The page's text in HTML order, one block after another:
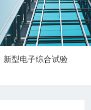
新型电子综合试验